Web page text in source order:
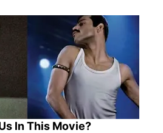
In This Movie?